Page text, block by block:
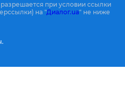
при условии ссылки
на "Диалог.ua" не ниже